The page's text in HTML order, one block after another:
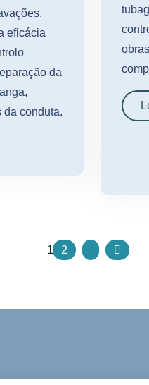
eficácia
da
da conduta.
1 2